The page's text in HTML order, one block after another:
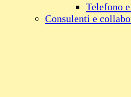
Telefono
Consulenti e